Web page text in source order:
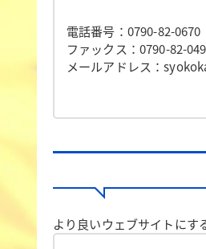
電話番号：0790-82-0670
ファックス：0790-82-
メールアドレス：
より良いウェブサイトにす